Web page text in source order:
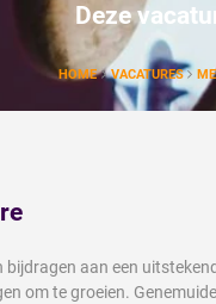
Deze
HOME VACATURES
aan een
om te groeien.